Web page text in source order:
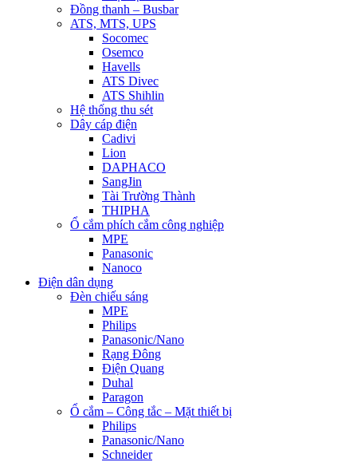
Đồng thanh – Busbar
ATS, MTS, UPS
Socomec
Osemco
Havells
ATS Divec
ATS Shihlin
Hệ thống thu sét
Dây cáp điện
Cadivi
Lion
DAPHACO
SangJin
Tài Trường Thành
THIPHA
Ổ cắm phích cắm công nghiệp
MPE
Panasonic
Nanoco
Điện dân dụng
Đèn chiếu sáng
MPE
Philips
Panasonic/Nano
Rạng Đông
Điện Quang
Duhal
Paragon
Ổ cắm – Công tắc – Mặt thiết bị
Philips
Panasonic/Nano
Schneider